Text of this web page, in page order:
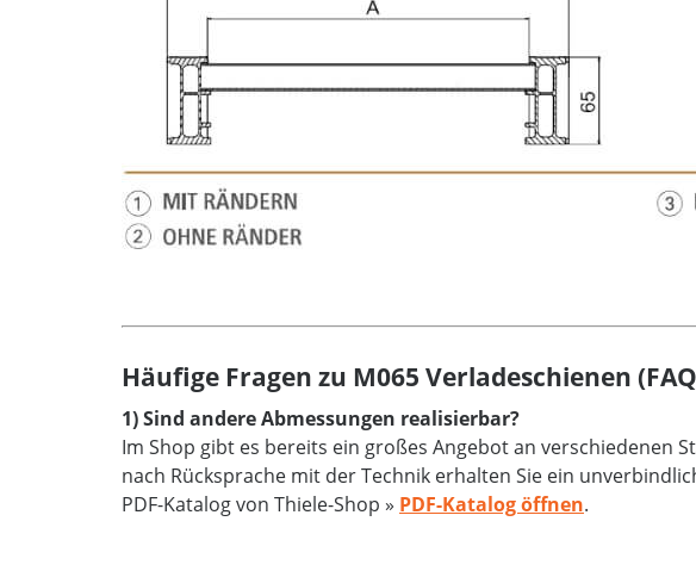
Häufige Fragen zu M065 Verladeschienen
1) Sind andere Abmessungen realisierbar?
Im Shop gibt es bereits ein großes Angebot an verschiedenen
nach Rücksprache mit der Technik erhalten Sie ein
PDF-Katalog von Thiele-Shop » PDF-Katalog öffnen.